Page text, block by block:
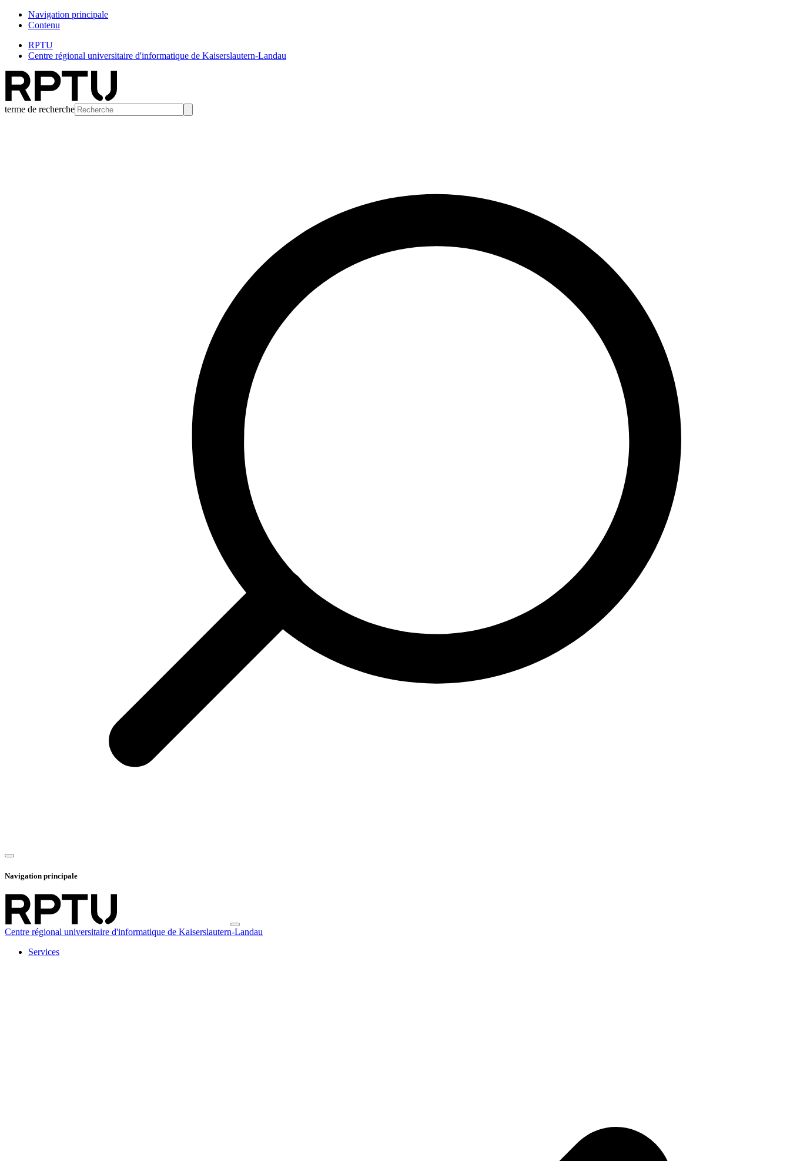
Navigation principale
Contenu
RPTU
Centre régional universitaire d'informatique de Kaiserslautern-Landau
terme de recherche
Navigation principale
Centre régional universitaire d'informatique de Kaiserslautern-Landau
Services